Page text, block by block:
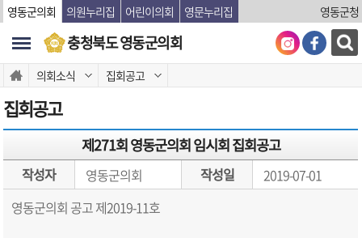
본문바로가기
영동군의회 의원누리집 어린이의회 영문누리집 영동군청
충청북도 영동군의회
의회소식 집회공고
집회공고
제271회 영동군의회 임시회 집회공고
작성자 영동군의회 작성일
2019-07-01
영동군의회 공고 제2019-11호